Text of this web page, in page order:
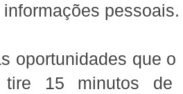
pessoais.
oportunidades que o
tire 15 minutos